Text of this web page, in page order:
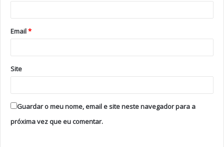
Coliseu (Porto)
2 de Outubro 2016 | 21.30h
Casino Estoril / Salão Preto & Prata (Estoril)
4 de Outubro 2016 | 22.30h
Email*
Site
Guardar o meu nome, email e site neste navegador para a
próxima vez que eu comentar.